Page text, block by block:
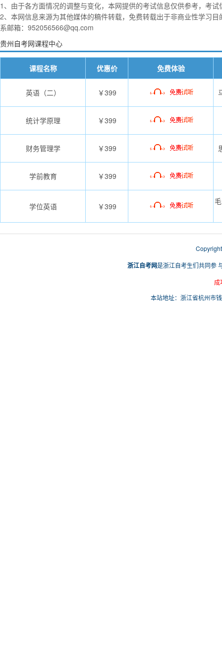
1、由于各方面情况的调整与变化，本网提供的考试信息仅供参考，考
2、本网信息来源为其他媒体的稿件转载，免费转载出于非商业性学习
系邮箱：952056566@qq.com
贵州自考网课程中心
课程名称 优惠价 免费体验
英语（二） ￥399
统计学原理 ￥399
财务管理学 ￥399
学前教育 ￥399
学位英语 ￥399
浙江自考网是浙江自考生们共同参
成
本站地址：浙江省杭州市